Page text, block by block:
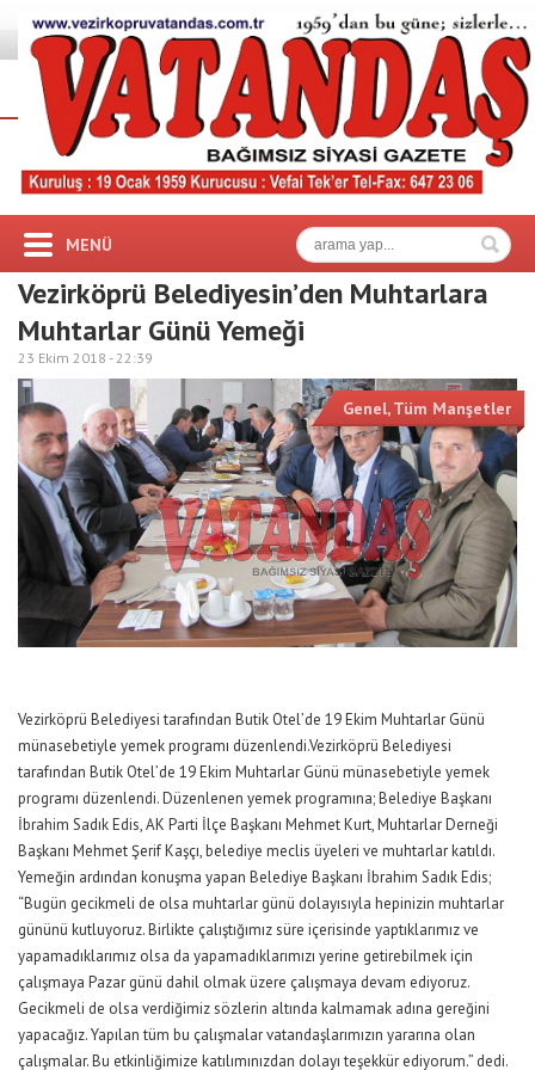
MENÜ
Vezirköprü Belediyesin’den Muhtarlara
Muhtarlar Günü Yemeği
23 Ekim 2018 -22:39
Genel,Tüm Manşetler
Vezirköprü Belediyesi tarafından Butik Otel’de 19 Ekim Muhtarlar Günü
münasebetiyle yemek programı düzenlendi.Vezirköprü Belediyesi
tarafından Butik Otel’de 19 Ekim Muhtarlar Günü münasebetiyle yemek
programı düzenlendi. Düzenlenen yemek programına; Belediye Başkanı
İbrahim Sadık Edis, AK Parti İlçe Başkanı Mehmet Kurt, Muhtarlar Derneği
Başkanı Mehmet Şerif Kaşçı, belediye meclis üyeleri ve muhtarlar katıldı.
Yemeğin ardından konuşma yapan Belediye Başkanı İbrahim Sadık Edis;
“Bugün gecikmeli de olsa muhtarlar günü dolayısıyla hepinizin muhtarlar
gününü kutluyoruz. Birlikte çalıştığımız süre içerisinde yaptıklarımız ve
yapamadıklarımız olsa da yapamadıklarımızı yerine getirebilmek için
çalışmaya Pazar günü dahil olmak üzere çalışmaya devam ediyoruz.
Gecikmeli de olsa verdiğimiz sözlerin altında kalmamak adına gereğini
yapacağız. Yapılan tüm bu çalışmalar vatandaşlarımızın yararına olan
çalışmalar. Bu etkinliğimize katılımınızdan dolayı teşekkür ediyorum.” dedi.